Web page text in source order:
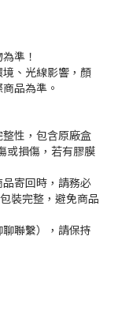
準！
、光線影響，顏
品為準。
性，包含原廠盒
或損傷，若有膠膜
寄回時，請務必
裝完整，避免商品
聯繫），請保持